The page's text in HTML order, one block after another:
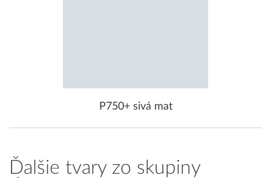
P750+ sivá mat
Ďalšie tvary zo skupiny